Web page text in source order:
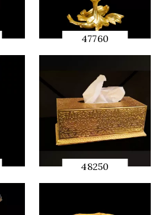
47760
QUICK
48250
QUICK